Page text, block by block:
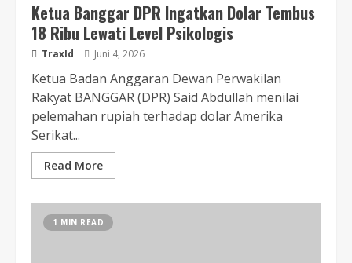
Ketua Banggar DPR Ingatkan Dolar Tembus
18 Ribu Lewati Level Psikologis
TraxId Juni 4, 2026
Ketua Badan Anggaran Dewan Perwakilan
Rakyat BANGGAR (DPR) Said Abdullah menilai
pelemahan rupiah terhadap dolar Amerika
Serikat...
Read More
1 MIN READ